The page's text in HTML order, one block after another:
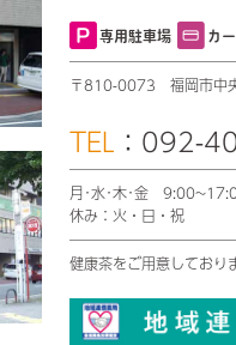
専用駐車場 カ
〒810-0073 福岡市中
TEL ：092-
月･水･木･金
休み：火・日・祝
健康茶をご用意しており